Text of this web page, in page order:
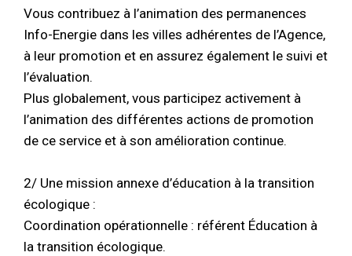
Vous contribuez à l’animation des permanences
Info-Energie dans les villes adhérentes de l’Agence,
à leur promotion et en assurez également le suivi et
l’évaluation.
Plus globalement, vous participez activement à
l’animation des différentes actions de promotion
de ce service et à son amélioration continue.
2/ Une mission annexe d’éducation à la transition
écologique :
Coordination opérationnelle : référent Éducation à
la transition écologique.